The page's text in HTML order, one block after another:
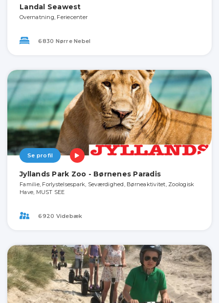
Landal Seawest
Overnatning, Feriecenter
6830 Nørre Nebel
Se profil
Jyllands Park Zoo - Børnenes Paradis
Familie, Forlystelsespark, Seværdighed, Børneaktivitet, Zoologisk
Have, MUST SEE
6920 Videbæk